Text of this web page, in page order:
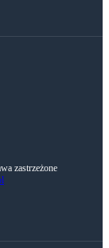
zastrzeżone